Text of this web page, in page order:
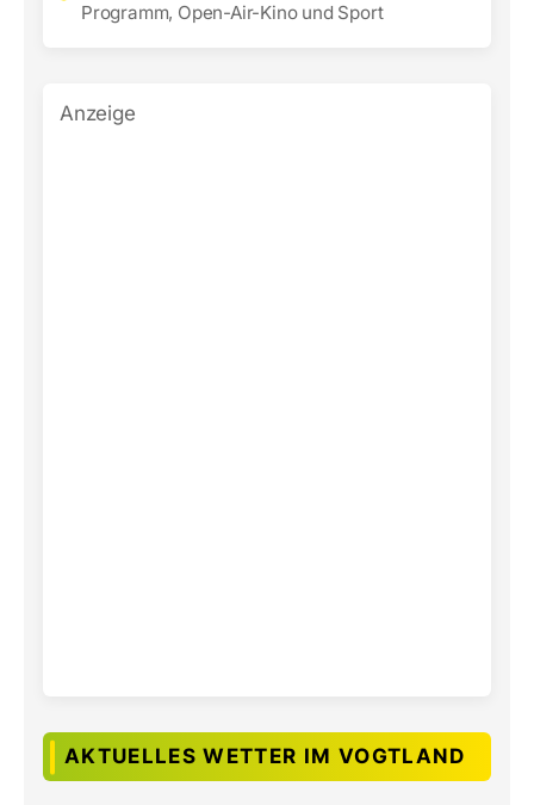
Programm, Open-Air-Kino und Sport
Anzeige
AKTUELLES WETTER IM VOGTLAND